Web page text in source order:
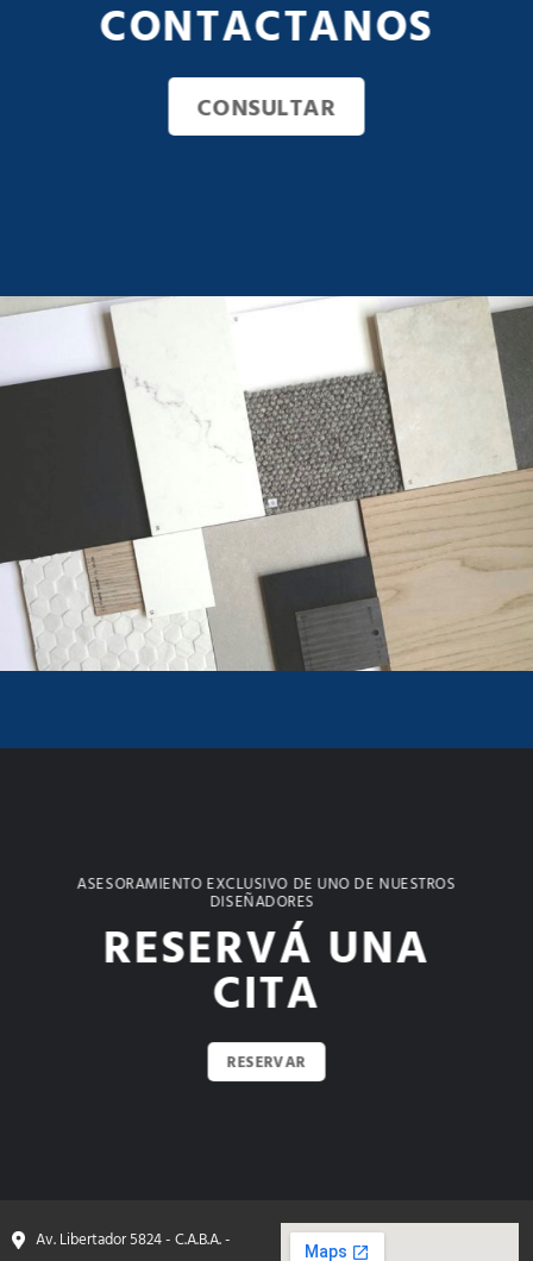
CONTACTANOS
CONSULTAR
ASESORAMIENTO EXCLUSIVO DE UNO DE NUESTROS
DISEÑADORES
RESERVÁ UNA
CITA
RESERVAR
Av. Libertador 5824 - C.A.B.A. -